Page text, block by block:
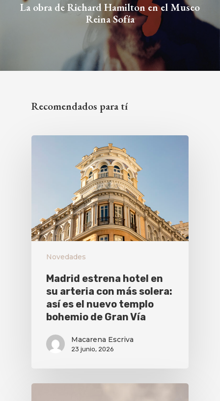
La obra de Richard Hamilton en el Museo
Reina Sofía
Recomendados para tí
Novedades
Madrid estrena hotel en
su arteria con más solera:
así es el nuevo templo
bohemio de Gran Vía
Macarena Escriva
23 junio, 2026